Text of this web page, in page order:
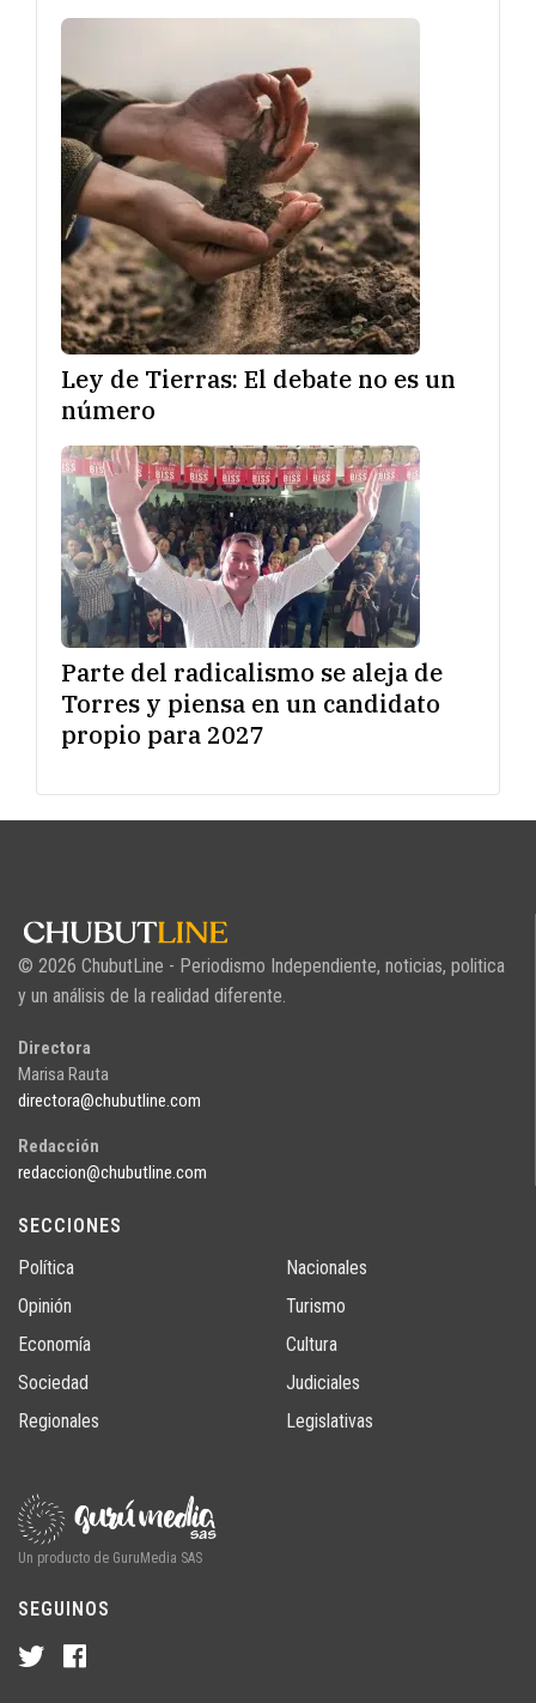
Ley de Tierras: El debate no es un
número
Parte del radicalismo se aleja de
Torres y piensa en un candidato
propio para 2027
© 2026 ChubutLine - Periodismo Independiente, noticias, politica
y un análisis de la realidad diferente.
Directora
Marisa Rauta
directora@chubutline.com
Redacción
redaccion@chubutline.com
SECCIONES
Política
Opinión
Economía
Sociedad
Regionales
Nacionales
Turismo
Cultura
Judiciales
Legislativas
Un producto de GuruMedia SAS
SEGUINOS